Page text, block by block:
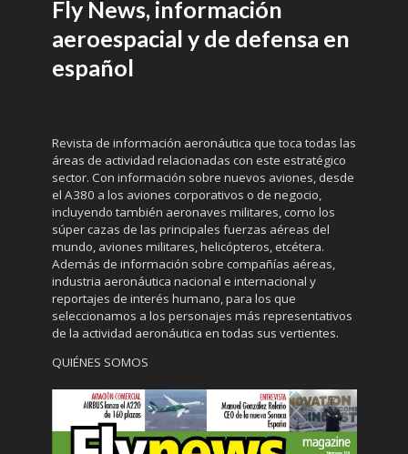
Fly News, información
aeroespacial y de defensa en
español
Revista de información aeronáutica que toca todas las
áreas de actividad relacionadas con este estratégico
sector. Con información sobre nuevos aviones, desde
el A380 a los aviones corporativos o de negocio,
incluyendo también aeronaves militares, como los
súper cazas de las principales fuerzas aéreas del
mundo, aviones militares, helicópteros, etcétera.
Además de información sobre compañías aéreas,
industria aeronáutica nacional e internacional y
reportajes de interés humano, para los que
seleccionamos a los personajes más representativos
de la actividad aeronáutica en todas sus vertientes.
QUIÉNES SOMOS